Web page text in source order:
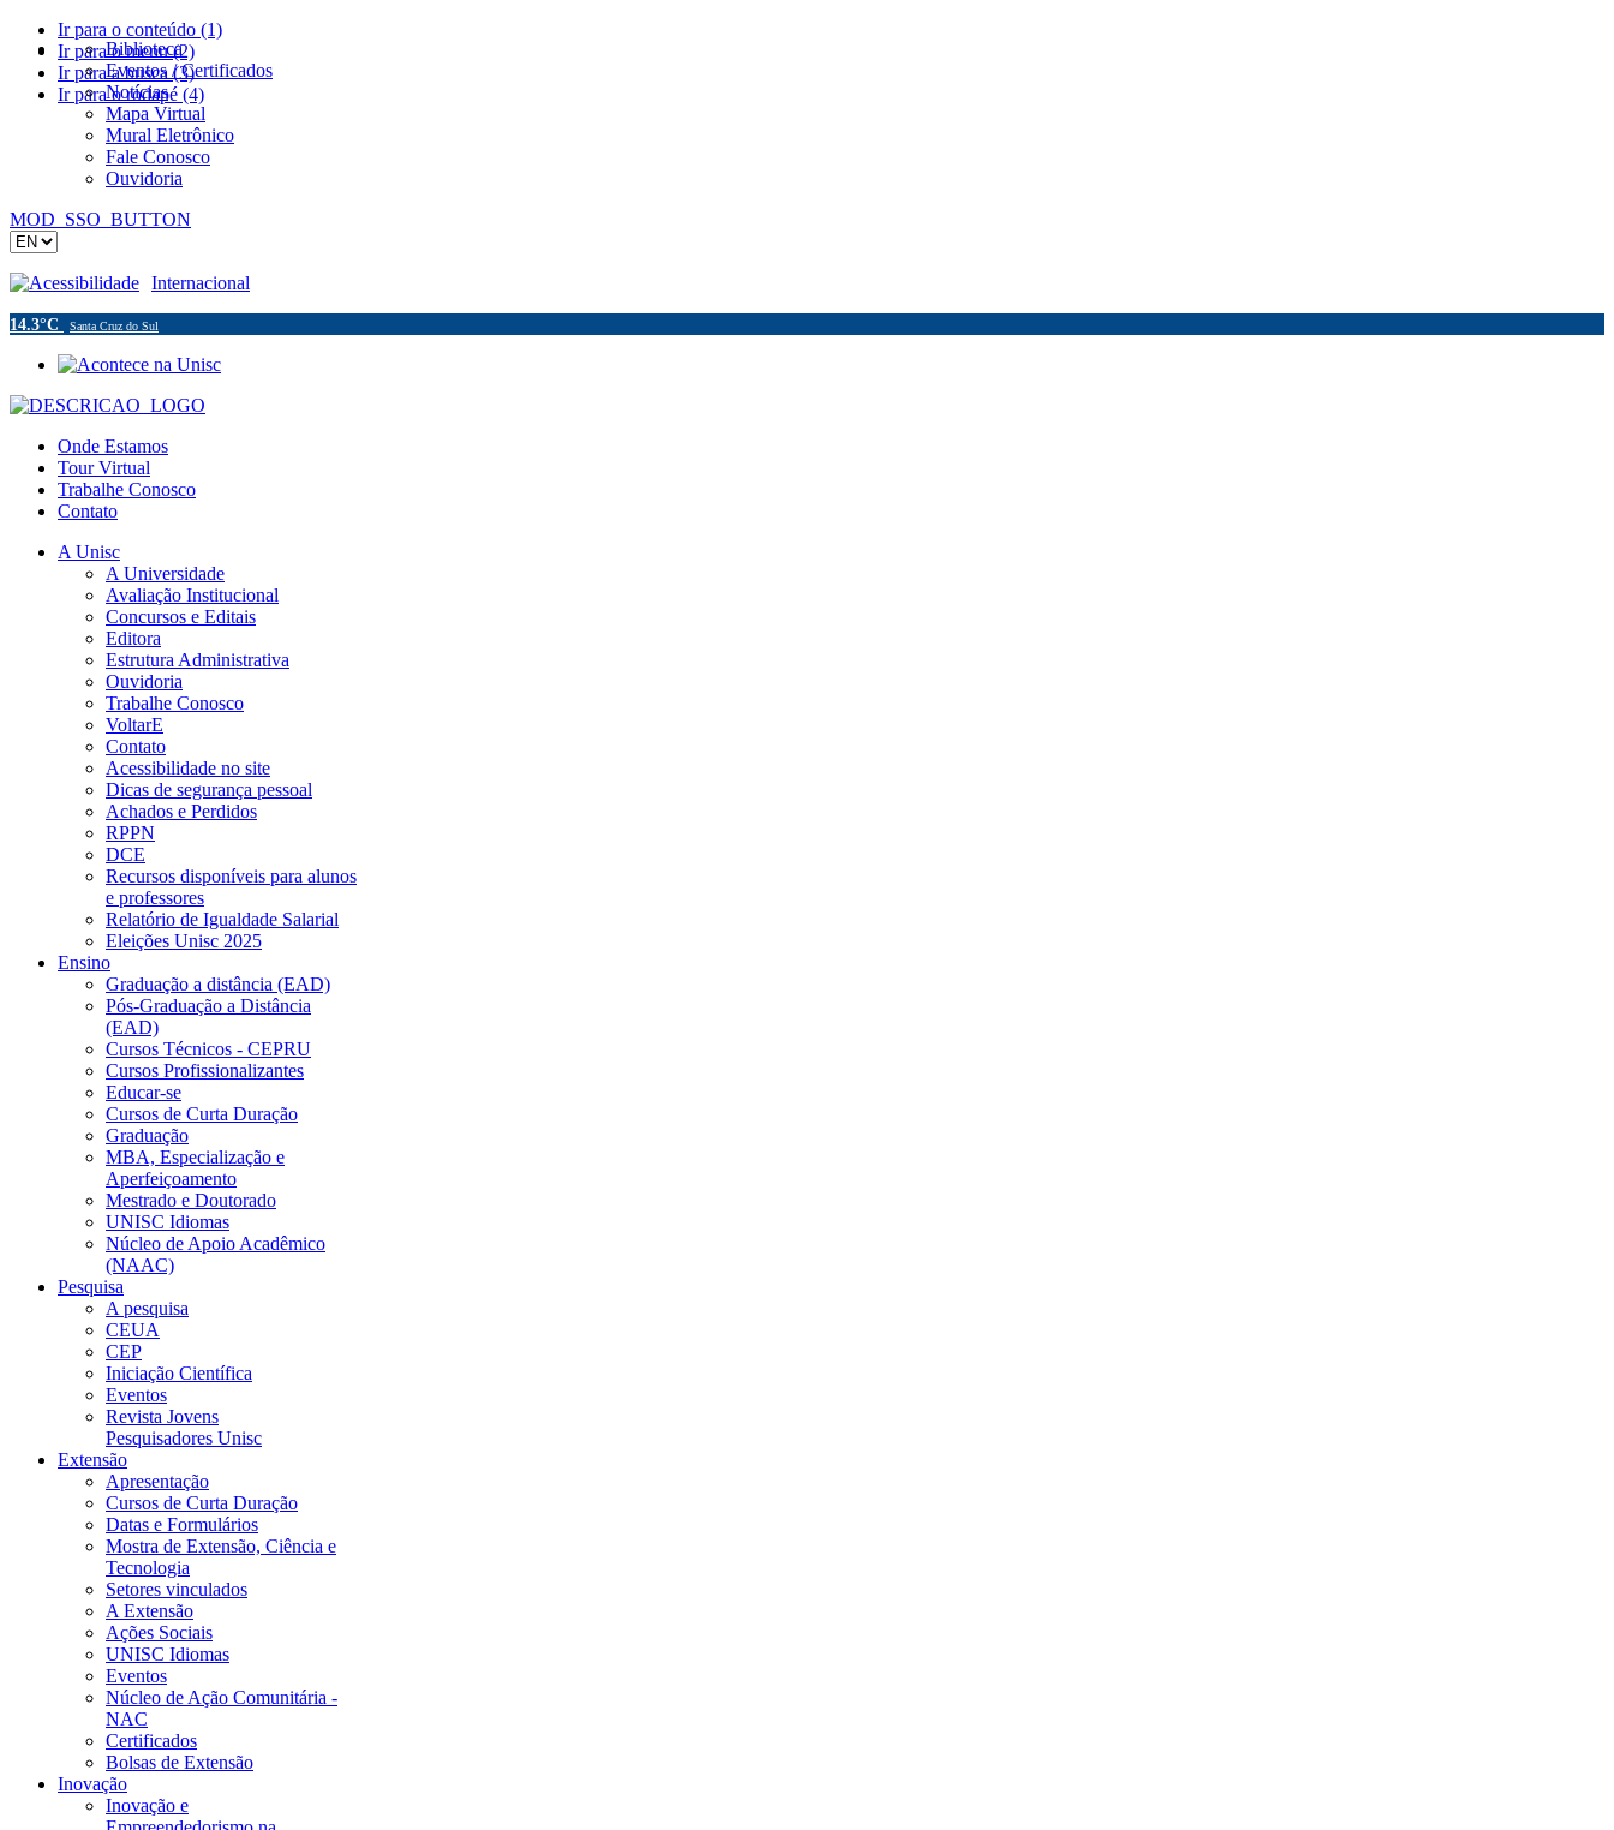
Ir para o conteúdo (1)
Ir para o menu (2)
Ir para a busca (3)
Ir para o rodapé (4)
Biblioteca
Eventos / Certificados
Notícias
Mapa Virtual
Mural Eletrônico
Fale Conosco
Ouvidoria
MOD_SSO_BUTTON
Acessibilidade Internacional
14.3°C Santa Cruz do Sul
Onde Estamos
Tour Virtual
Trabalhe Conosco
Contato
A Unisc
A Universidade
Avaliação Institucional
Concursos e Editais
Editora
Estrutura Administrativa
Ouvidoria
Trabalhe Conosco
VoltarE
Contato
Acessibilidade no site
Dicas de segurança pessoal
Achados e Perdidos
RPPN
DCE
Recursos disponíveis para alunos
e professores
Relatório de Igualdade Salarial
Eleições Unisc 2025
Ensino
Graduação a distância (EAD)
Pós-Graduação a Distância
(EAD)
Cursos Técnicos - CEPRU
Cursos Profissionalizantes
Educar-se
Cursos de Curta Duração
Graduação
MBA, Especialização e
Aperfeiçoamento
Mestrado e Doutorado
UNISC Idiomas
Núcleo de Apoio Acadêmico
(NAAC)
Pesquisa
A pesquisa
CEUA
CEP
Iniciação Científica
Eventos
Revista Jovens
Pesquisadores Unisc
Extensão
Apresentação
Cursos de Curta Duração
Datas e Formulários
Mostra de Extensão, Ciência e
Tecnologia
Setores vinculados
A Extensão
Ações Sociais
UNISC Idiomas
Eventos
Núcleo de Ação Comunitária -
NAC
Certificados
Bolsas de Extensão
Inovação
Inovação e